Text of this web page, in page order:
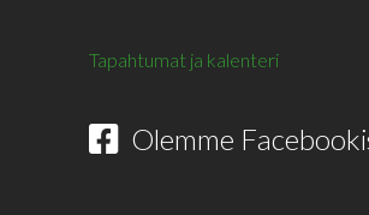
Tapahtumat ja kalenteri
Olemme